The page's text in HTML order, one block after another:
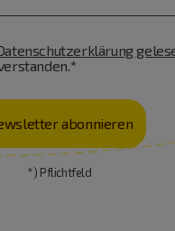
abonnieren
*) Pflichtfeld